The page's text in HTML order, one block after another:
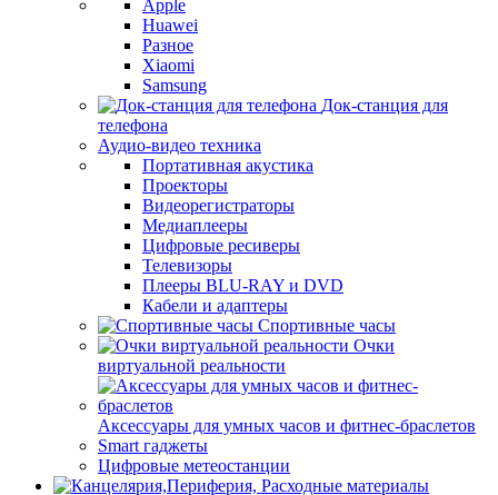
Apple
Huawei
Разное
Xiaomi
Samsung
Док-станция для
телефона
Аудио-видео техника
Портативная акустика
Проекторы
Видеорегистраторы
Медиаплееры
Цифровые ресиверы
Телевизоры
Плееры BLU-RAY и DVD
Кабели и адаптеры
Спортивные часы
Очки
виртуальной реальности
Аксессуары для умных часов и фитнес-браслетов
Smart гаджеты
Цифровые метеостанции